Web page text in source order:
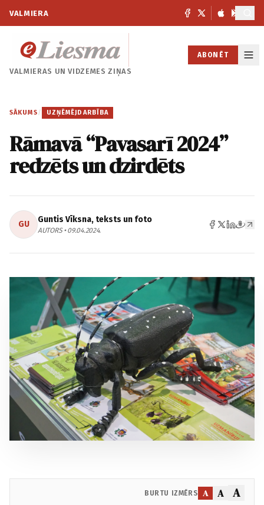
VALMIERA
VALMIERAS UNVIDZEMES ZIŅAS
ABONĒT
SĀKUMS / UZŅĒMĒJDARBĪBA
Rāmavā “Pavasarī 2024”
redzēts un dzirdēts
GU Guntis Vīksna, teksts un foto
AUTORS • 09.04.2024.
BURTU IZMĒRS A A A